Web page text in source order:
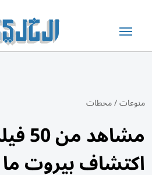
منوعات/محطات
اكتشاف بيروت